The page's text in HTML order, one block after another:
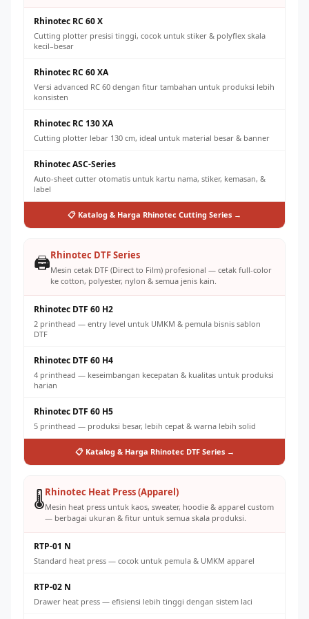
Rhinotec RC 60 X
Cutting plotter presisi tinggi, cocok untuk stiker & polyflex skala
kecil–besar
Rhinotec RC 60 XA
Versi advanced RC 60 dengan fitur tambahan untuk produksi lebih
konsisten
Rhinotec RC 130 XA
Cutting plotter lebar 130 cm, ideal untuk material besar & banner
Rhinotec ASC-Series
Auto-sheet cutter otomatis untuk kartu nama, stiker, kemasan, &
label
📋 Katalog & Harga Rhinotec Cutting Series →
🖨️Rhinotec DTF Series
Mesin cetak DTF (Direct to Film) profesional — cetak full-color
ke cotton, polyester, nylon & semua jenis kain.
Rhinotec DTF 60 H2
2 printhead — entry level untuk UMKM & pemula bisnis sablon
DTF
Rhinotec DTF 60 H4
4 printhead — keseimbangan kecepatan & kualitas untuk produksi
harian
Rhinotec DTF 60 H5
5 printhead — produksi besar, lebih cepat & warna lebih solid
📋 Katalog & Harga Rhinotec DTF Series →
🌡️Rhinotec Heat Press (Apparel)
Mesin heat press untuk kaos, sweater, hoodie & apparel custom
— berbagai ukuran & fitur untuk semua skala produksi.
RTP-01 N
Standard heat press — cocok untuk pemula & UMKM apparel
RTP-02 N
Drawer heat press — efisiensi lebih tinggi dengan sistem laci